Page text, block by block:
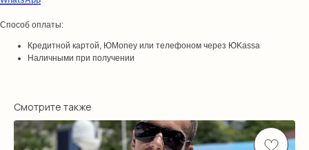
Способ оплаты:
Кредитной картой, ЮMoney или телефоном через ЮKassa
Наличными при получении
Смотрите также